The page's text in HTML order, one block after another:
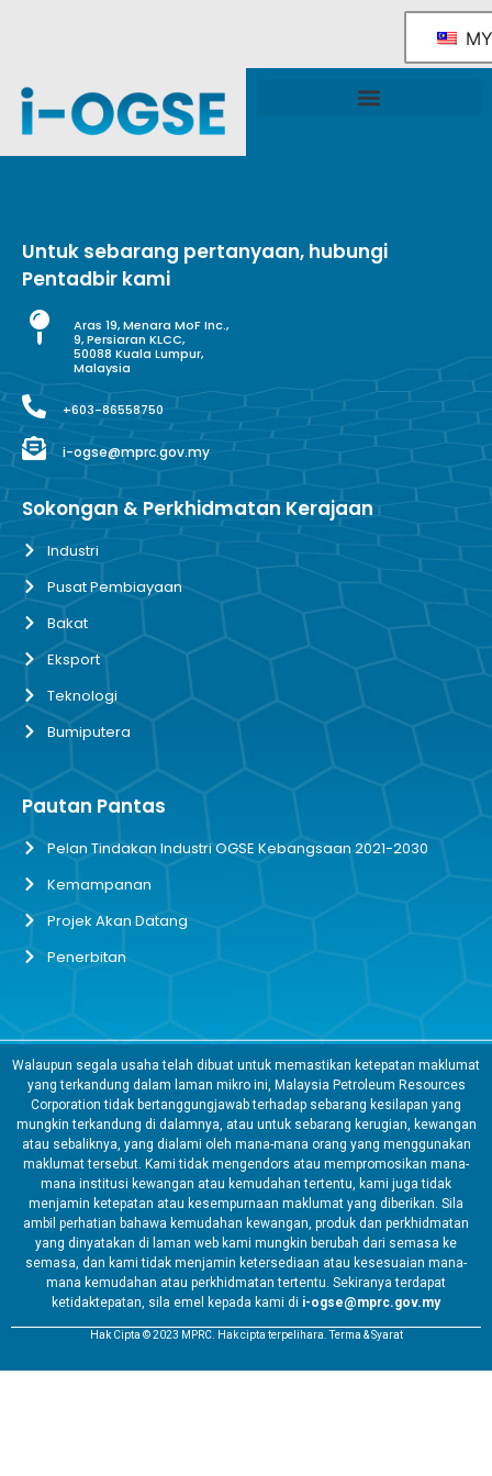
MY
Untuk sebarang pertanyaan, hubungi
Pentadbir kami
Aras 19, Menara MoF Inc.,
9, Persiaran KLCC,
50088 Kuala Lumpur,
Malaysia
+603-86558750
i-ogse@mprc.gov.my
Sokongan & Perkhidmatan Kerajaan
Industri
Pusat Pembiayaan
Bakat
Eksport
Teknologi
Bumiputera
Pautan Pantas
Pelan Tindakan Industri OGSE Kebangsaan 2021-2030
Kemampanan
Projek Akan Datang
Penerbitan
Walaupun segala usaha telah dibuat untuk memastikan ketepatan maklumat
yang terkandung dalam laman mikro ini, Malaysia Petroleum Resources
Corporation tidak bertanggungjawab terhadap sebarang kesilapan yang
mungkin terkandung di dalamnya, atau untuk sebarang kerugian, kewangan
atau sebaliknya, yang dialami oleh mana-mana orang yang menggunakan
maklumat tersebut. Kami tidak mengendors atau mempromosikan mana-
mana institusi kewangan atau kemudahan tertentu, kami juga tidak
menjamin ketepatan atau kesempurnaan maklumat yang diberikan. Sila
ambil perhatian bahawa kemudahan kewangan, produk dan perkhidmatan
yang dinyatakan di laman web kami mungkin berubah dari semasa ke
semasa, dan kami tidak menjamin ketersediaan atau kesesuaian mana-
mana kemudahan atau perkhidmatan tertentu. Sekiranya terdapat
ketidaktepatan, sila emel kepada kami di i-ogse@mprc.gov.my
Hak Cipta © 2023 MPRC. Hak cipta terpelihara. Terma & Syarat